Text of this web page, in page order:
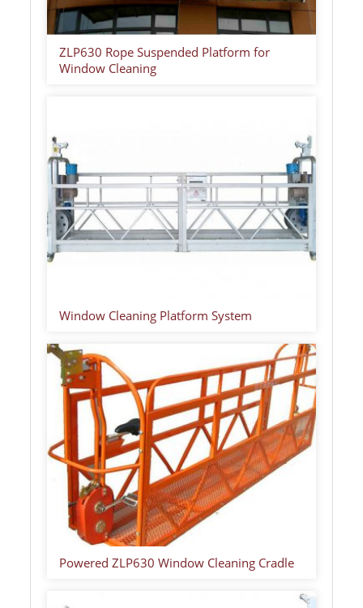
ZLP630 Rope Suspended Platform for
Window Cleaning
Window Cleaning Platform System
Powered ZLP630 Window Cleaning Cradle